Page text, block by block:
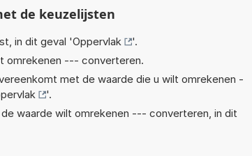
de keuzelijsten
in dit geval 'Oppervlak
'.
omrekenen --- converteren.
met de waarde die u wilt omrekenen -
'.
waarde wilt omrekenen --- converteren, in dit